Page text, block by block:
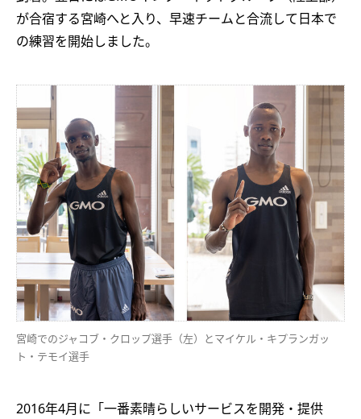
が合宿する宮崎へと入り、早速チームと合流して日本で
の練習を開始しました。
宮崎でのジャコブ・クロップ選手（左）とマイケル・キプランガッ
ト・テモイ選手
2016年4月に「一番素晴らしいサービスを開発・提供